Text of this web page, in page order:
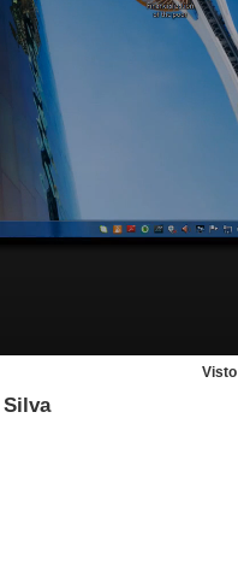
Visto